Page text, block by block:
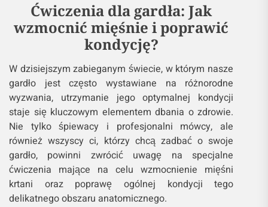
Ćwiczenia dla gardła: Jak
wzmocnić mięśnie i poprawić
kondycję?
W dzisiejszym zabieganym świecie, w którym nasze
gardło jest często wystawiane na różnorodne
wyzwania, utrzymanie jego optymalnej kondycji
staje się kluczowym elementem dbania o zdrowie.
Nie tylko śpiewacy i profesjonalni mówcy, ale
również wszyscy ci, którzy chcą zadbać o swoje
gardło, powinni zwrócić uwagę na specjalne
ćwiczenia mające na celu wzmocnienie mięśni
krtani oraz poprawę ogólnej kondycji tego
delikatnego obszaru anatomicznego.